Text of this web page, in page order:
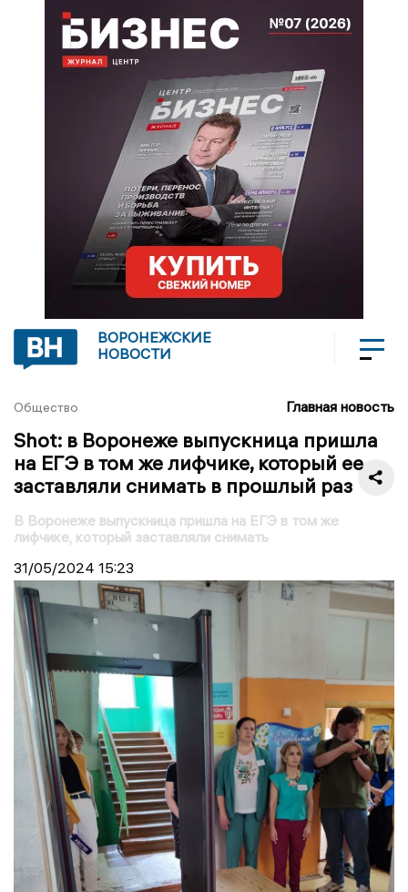
ВОРОНЕЖСКИЕ
НОВОСТИ
Общество Главная новость
Shot: в Воронеже выпускница пришла
на ЕГЭ в том же лифчике, который ее
заставляли снимать в прошлый раз
В Воронеже выпускница пришла на ЕГЭ в том же
лифчике, который заставляли снимать
31/05/2024 15:23